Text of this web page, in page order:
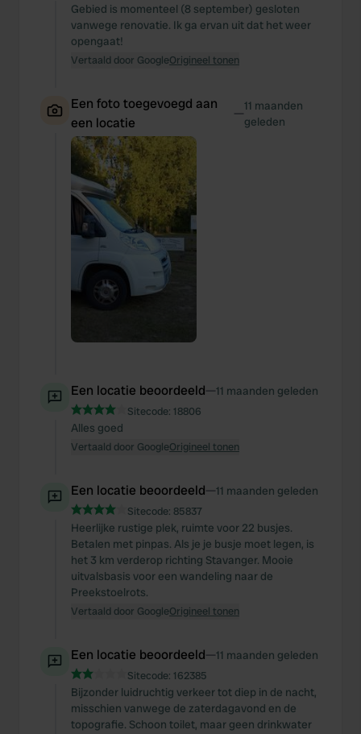
Gebied is momenteel (8 september) gesloten
vanwege renovatie. Ik ga ervan uit dat het weer
opengaat!
Vertaald door GoogleOrigineel tonen
Een foto toegevoegd aan
een locatie
—11 maanden
geleden
Een locatie beoordeeld—11 maanden geleden
Sitecode: 18806
Alles goed
Vertaald door GoogleOrigineel tonen
Een locatie beoordeeld—11 maanden geleden
Sitecode: 85837
Heerlijke rustige plek, ruimte voor 22 busjes.
Betalen met pinpas. Als je je busje moet legen, is
het 3 km verderop richting Stavanger. Mooie
uitvalsbasis voor een wandeling naar de
Preekstoelrots.
Vertaald door GoogleOrigineel tonen
Een locatie beoordeeld—11 maanden geleden
Sitecode: 162385
Bijzonder luidruchtig verkeer tot diep in de nacht,
misschien vanwege de zaterdagavond en de
topografie. Schoon toilet, maar geen drinkwater